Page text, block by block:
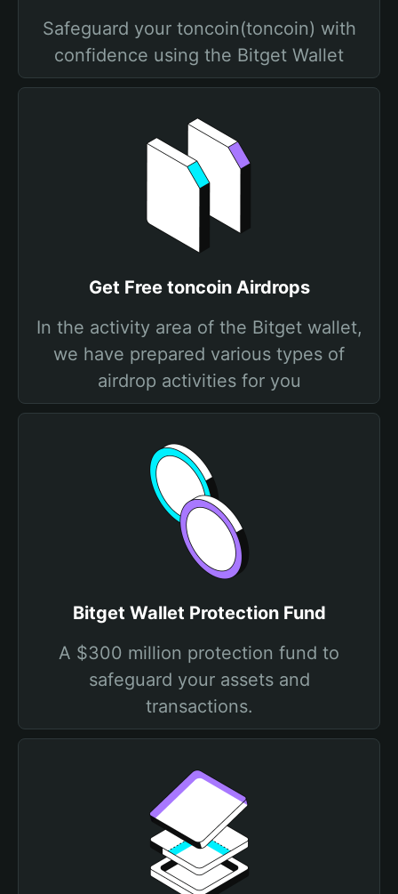
Safeguard your toncoin(toncoin) with
confidence using the Bitget Wallet
Get Free toncoin Airdrops
In the activity area of the Bitget wallet,
we have prepared various types of
airdrop activities for you
Bitget Wallet Protection Fund
A $300 million protection fund to
safeguard your assets and
transactions.